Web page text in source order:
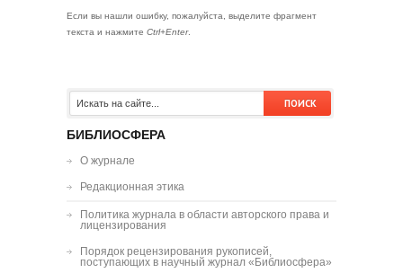
Если вы нашли ошибку, пожалуйста, выделите фрагмент
текста и нажмите Ctrl+Enter.
БИБЛИОСФЕРА
О журнале
Редакционная этика
Политика журнала в области авторского права и
лицензирования
Порядок рецензирования рукописей,
поступающих в научный журнал «Библиосфера»